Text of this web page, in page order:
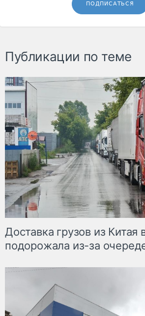
ПОДПИСАТЬСЯ
Публикации по теме
Доставка грузов из Китая
подорожала из-за